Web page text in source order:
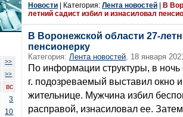
>>
>>
вс
3
10
Новости | Категория: Лента новостей
В
летний садист избил и изнасиловал
В Воронежской области 27-
пенсионерку
Категория: Лента новостей, 18 января
По информации структуры, в
г. подозреваемый выставил окно
жительнице. Мужчина избил
расправой, изнасиловал ее.